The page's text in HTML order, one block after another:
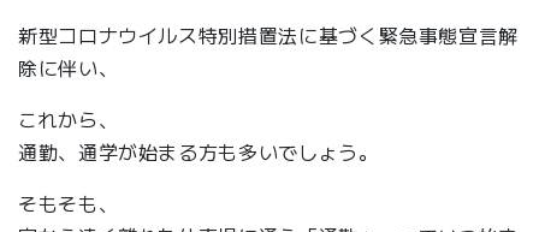
新型コロナウイルス特別措置法に基づく緊急事態宣言解
除に伴い、
これから、
通勤、通学が始まる方も多いでしょう。
そもそも、